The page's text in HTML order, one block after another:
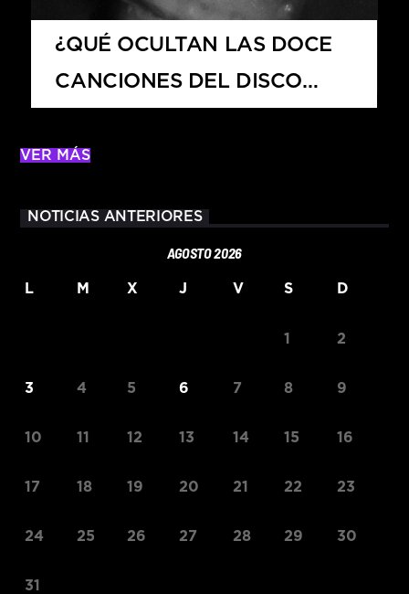
¿QUÉ OCULTAN LAS DOCE
CANCIONES DEL DISCO
VER MÁS
NOTICIAS ANTERIORES
AGOSTO 2026
L M X J V S D
1 2
3 4 5 6 7 8 9
10 11 12 13 14 15 16
17 18 19 20 21 22 23
24 25 26 27 28 29 30
31